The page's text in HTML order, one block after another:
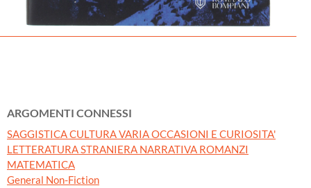
ARGOMENTI CONNESSI
SAGGISTICA CULTURA VARIA OCCASIONI E CURIOSITA'
LETTERATURA STRANIERA NARRATIVA ROMANZI
MATEMATICA
General Non-Fiction